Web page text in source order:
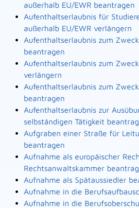
außerhalb EU/EWR beantragen
Aufenthaltserlaubnis für
außerhalb EU/EWR verlängern
Aufenthaltserlaubnis zum
beantragen
Aufenthaltserlaubnis zum
verlängern
Aufenthaltserlaubnis zum
beantragen
Aufenthaltserlaubnis zur
selbständigen Tätigkeit
Aufgraben einer Straße für
beantragen
Aufnahme als europäischer
Rechtsanwaltskammer
Aufnahme als Spätaussiedler
Aufnahme in die
Aufnahme in die